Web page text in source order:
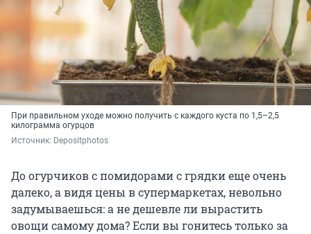
При правильном уходе можно получить с каждого куста по 1,5–2,5
килограмма огурцов
Источник: Depositphotos
До огурчиков с помидорами с грядки еще очень
далеко, а видя цены в супермаркетах, невольно
задумываешься: а не дешевле ли вырастить
овощи самому дома? Если вы гонитесь только за